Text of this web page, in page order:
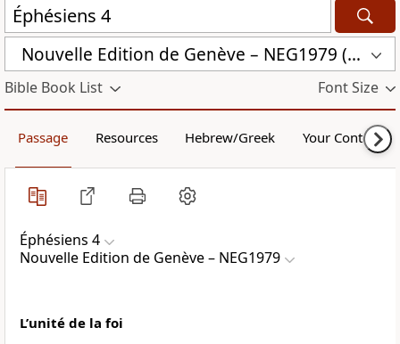
Nouvelle Edition de Genève – NEG1979 (NEG1979)
Bible Book List Font Size
Passage Resources Hebrew/Greek Your Content
Éphésiens 4
Nouvelle Edition de Genève – NEG1979
L’unité de la foi